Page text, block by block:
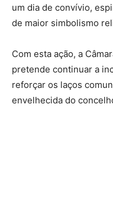
um dia de convívio,
de maior simbolismo
Com esta ação, a
pretende continuar a
reforçar os laços
envelhecida do